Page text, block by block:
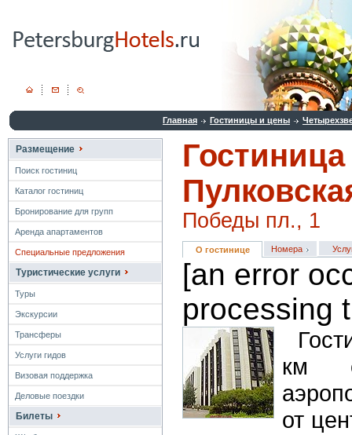
Главная Гостиницы и цены
Размещение
Поиск гостиниц
Каталог гостиниц
Бронирование для групп
Аренда апартаментов
Специальные предложения
Туристические услуги
Туры
Экскурсии
Трансферы
Услуги гидов
Визовая поддержка
Деловые поездки
Билеты
Победы пл., 1
О гостинице Номера
[an error
processing
км
от